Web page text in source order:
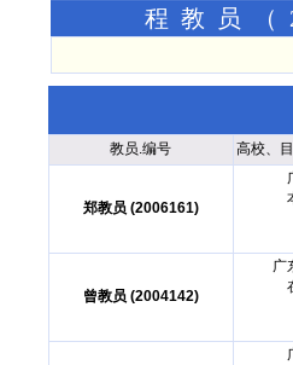
程教员
教员.编号 高校、
郑教员 (2006161)
曾教员 (2004142)
广